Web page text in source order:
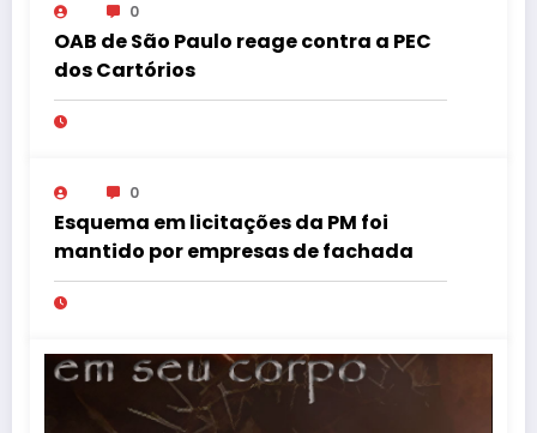
0
OAB de São Paulo reage contra a PEC
dos Cartórios
0
Esquema em licitações da PM foi
mantido por empresas de fachada